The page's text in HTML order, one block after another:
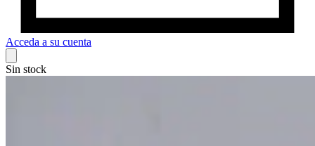
Acceda a su cuenta
Sin stock